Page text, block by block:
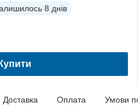
8 днів
Купити
Доставка Оплата Умови